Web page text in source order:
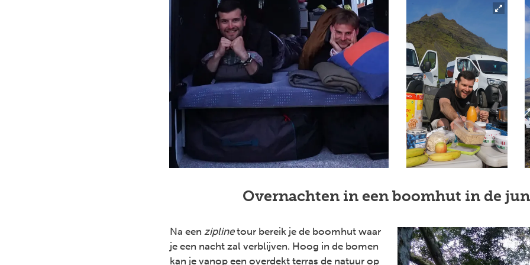
Overnachten in een boomhut in de
Na een ziplinetour bereik je de boomhut waar
je een nacht zal verblijven. Hoog in de bomen
kan je vanop een overdekt terras de natuur op